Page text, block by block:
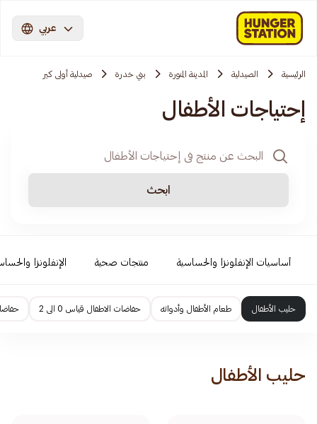
عربي
الرئيسية الصيدلية المدينة المنورة بني خدرة صيدلية أولى كير
إحتياجات الأطفال
ابحث
أساسيات الإنفلونزا والحساسية منتجات صحية الإنفلونزا
حليب الأطفال طعام الأطفال وأدواته حفاضات الاطفال قياس 0 الى 2
حليب الأطفال